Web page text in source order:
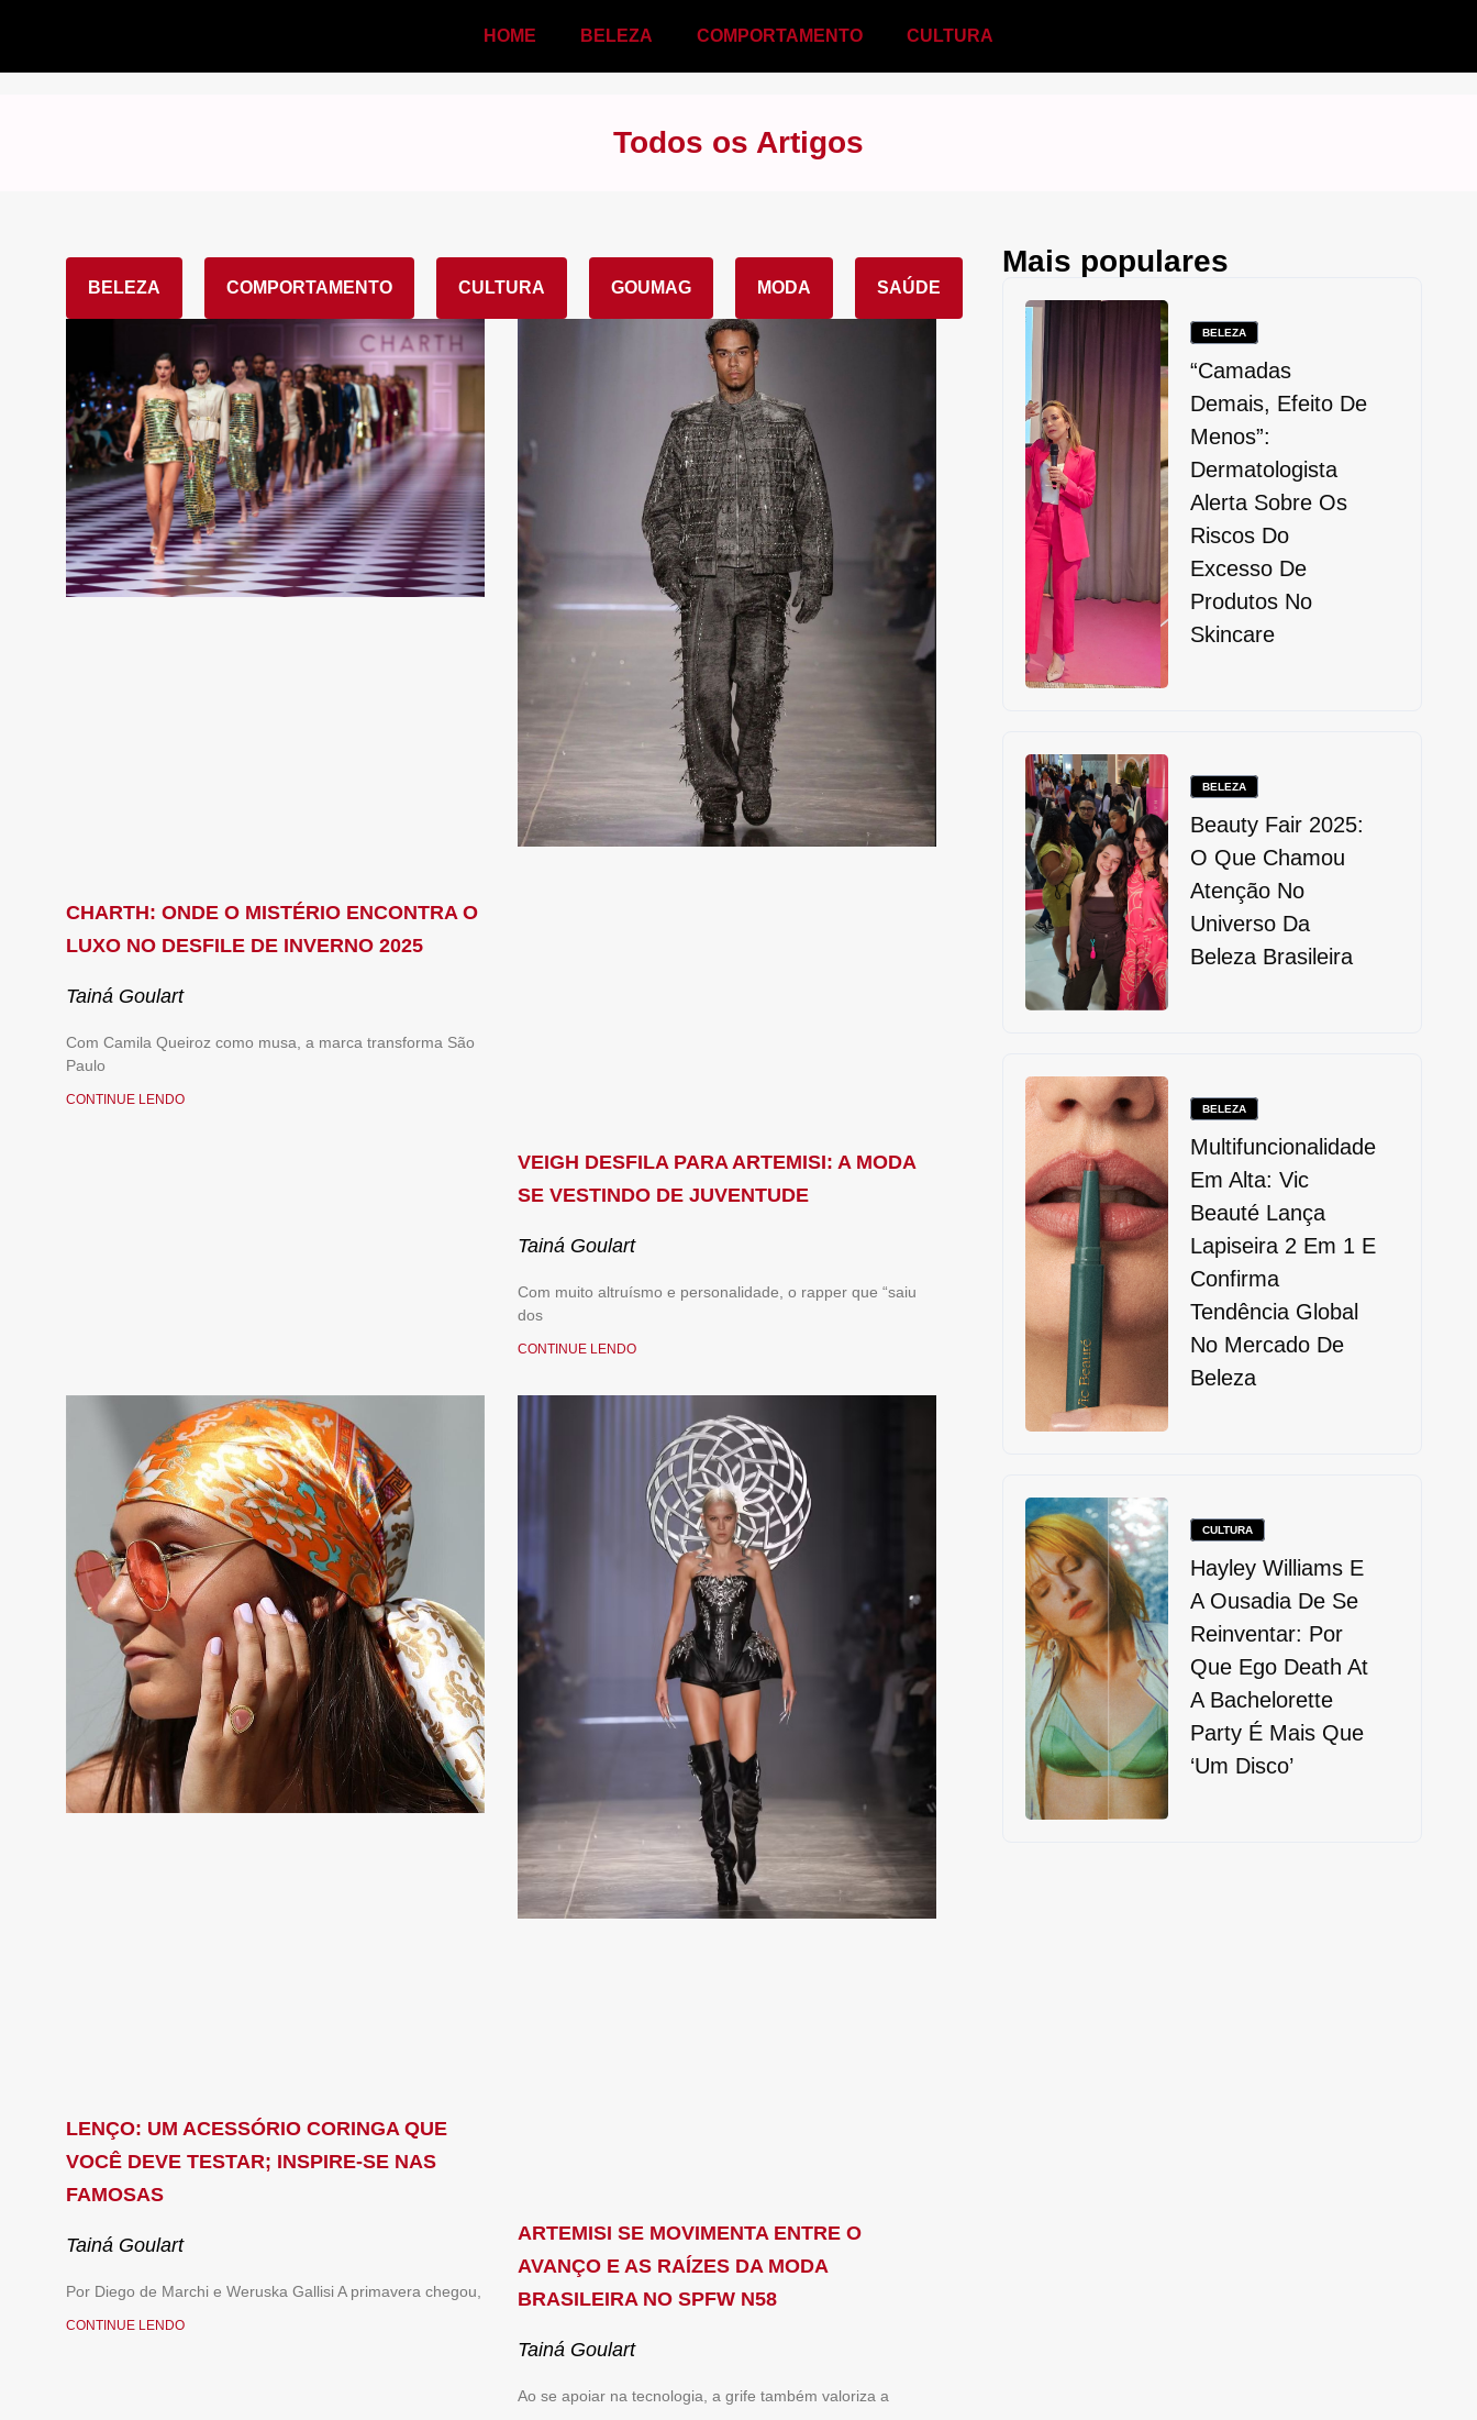
HOME BELEZA COMPORTAMENTO CULTURA
Todos os Artigos
BELEZA COMPORTAMENTO CULTURA GOUMAG MODA SAÚDE
CHARTH: ONDE O MISTÉRIO ENCONTRA O
LUXO NO DESFILE DE INVERNO 2025
Tainá Goulart
Com Camila Queiroz como musa, a marca transforma São
Paulo
CONTINUE LENDO
VEIGH DESFILA PARA ARTEMISI: A MODA
SE VESTINDO DE JUVENTUDE
Tainá Goulart
Com muito altruísmo e personalidade, o rapper que “saiu
dos
CONTINUE LENDO
LENÇO: UM ACESSÓRIO CORINGA QUE
VOCÊ DEVE TESTAR; INSPIRE-SE NAS
FAMOSAS
Tainá Goulart
Por Diego de Marchi e Weruska Gallisi A primavera chegou,
CONTINUE LENDO
ARTEMISI SE MOVIMENTA ENTRE O
AVANÇO E AS RAÍZES DA MODA
BRASILEIRA NO SPFW N58
Tainá Goulart
Ao se apoiar na tecnologia, a grife também valoriza a
Mais populares
BELEZA
“Camadas
Demais, Efeito De
Menos”:
Dermatologista
Alerta Sobre Os
Riscos Do
Excesso De
Produtos No
Skincare
BELEZA
Beauty Fair 2025:
O Que Chamou
Atenção No
Universo Da
Beleza Brasileira
BELEZA
Multifuncionalidade
Em Alta: Vic
Beauté Lança
Lapiseira 2 Em 1 E
Confirma
Tendência Global
No Mercado De
Beleza
CULTURA
Hayley Williams E
A Ousadia De Se
Reinventar: Por
Que Ego Death At
A Bachelorette
Party É Mais Que
‘um Disco’